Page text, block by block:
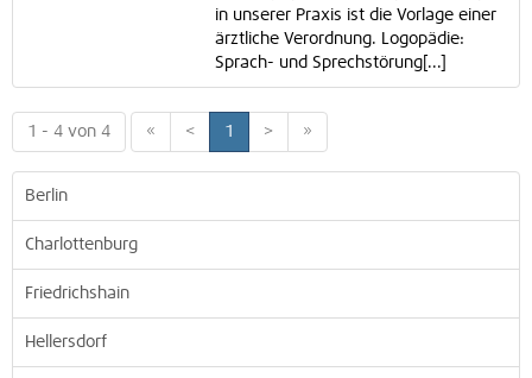
in unserer Praxis ist die Vorlage einer
ärztliche Verordnung. Logopädie:
Sprach- und Sprechstörung[...]
1 - 4 von 4 « < 1 > »
Berlin
Charlottenburg
Friedrichshain
Hellersdorf